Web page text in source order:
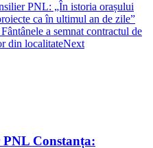
PNL: „În istoria orașului
ca în ultimul an de zile”
a semnat contractul de
din localitateNext
Constanța: